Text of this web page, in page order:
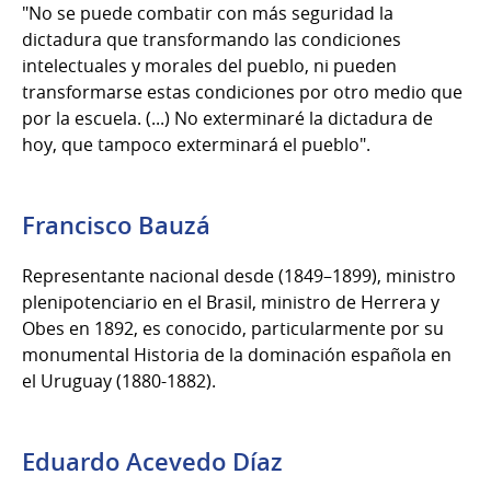
"No se puede combatir con más seguridad la
dictadura que transformando las condiciones
intelectuales y morales del pueblo, ni pueden
transformarse estas condiciones por otro medio que
por la escuela. (...) No exterminaré la dictadura de
hoy, que tampoco exterminará el pueblo".
Francisco Bauzá
Representante nacional desde (1849–1899), ministro
plenipotenciario en el Brasil, ministro de Herrera y
Obes en 1892, es conocido, particularmente por su
monumental Historia de la dominación española en
el Uruguay (1880-1882).
Eduardo Acevedo Díaz